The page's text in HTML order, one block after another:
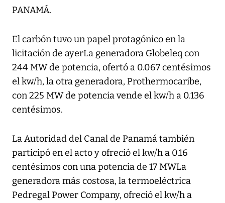
PANAMÁ.
El carbón tuvo un papel protagónico en la
licitación de ayerLa generadora Globeleq con
244 MW de potencia, ofertó a 0.067 centésimos
el kw/h, la otra generadora, Prothermocaribe,
con 225 MW de potencia vende el kw/h a 0.136
centésimos.
La Autoridad del Canal de Panamá también
participó en el acto y ofreció el kw/h a 0.16
centésimos con una potencia de 17 MWLa
generadora más costosa, la termoeléctrica
Pedregal Power Company, ofreció el kw/h a